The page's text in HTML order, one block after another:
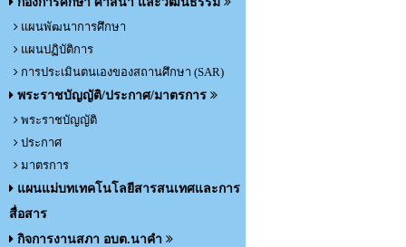
แผนพัฒนาการศึกษา
แผนปฏิบัติการ
การประเมินตนเองของสถานศึกษา (SAR)
พระราชบัญญัติ/ประกาศ/มาตรการ
พระราชบัญญัติ
ประกาศ
มาตรการ
แผนแม่บทเทคโนโลยีสารสนเทศและการ
สื่อสาร
กิจการงานสภา อบต.นาคำ